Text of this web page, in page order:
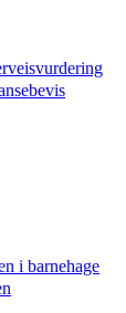
i barnehage